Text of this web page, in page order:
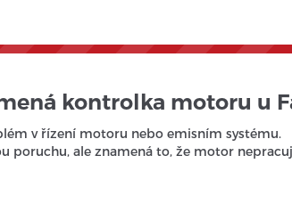
kontrolka motoru u
v řízení motoru nebo emisním systému.
poruchu, ale znamená to, že motor